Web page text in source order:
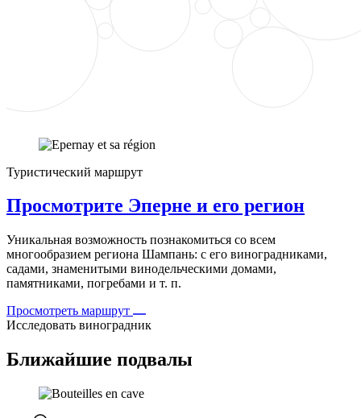
Туристический маршрут
Просмотрите Эперне и его регион
Уникальная возможность познакомиться со всем
многообразием региона Шампань: с его виноградниками,
садами, знаменитыми винодельческими домами,
памятниками, погребами и т. п.
Просмотреть маршрут
Исследовать виноградник
Ближайшие подвалы